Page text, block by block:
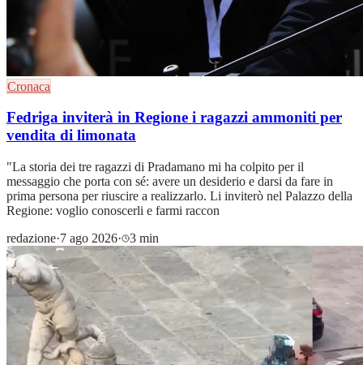
Cronaca
Fedriga inviterà in Regione i ragazzi ammoniti per
vendita di limonata
"La storia dei tre ragazzi di Pradamano mi ha colpito per il
messaggio che porta con sé: avere un desiderio e darsi da fare in
prima persona per riuscire a realizzarlo. Li inviterò nel Palazzo della
Regione: voglio conoscerli e farmi raccon
redazione·7 ago 2026· 3 min